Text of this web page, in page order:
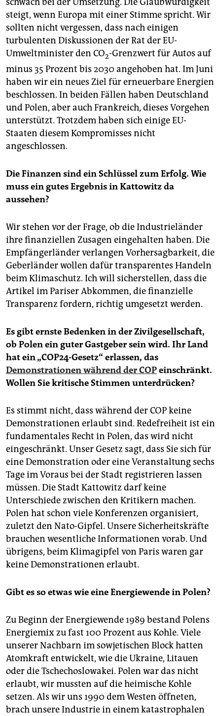
steigt, wenn Europa mit einer Stimme spricht. Wir
sollten nicht vergessen, dass nach einigen
turbulenten Diskussionen der Rat der EU-
Umweltminister den CO2-Grenzwert für Autos auf
minus 35 Prozent bis 2030 angehoben hat. Im Juni
haben wir ein neues Ziel für erneuerbare Energien
beschlossen. In beiden Fällen haben Deutschland
und Polen, aber auch Frankreich, dieses Vorgehen
unterstützt. Trotzdem haben sich einige EU-
Staaten diesem Kompromisses nicht
angeschlossen.
Die Finanzen sind ein Schlüssel zum Erfolg. Wie
muss ein gutes Ergebnis in Kattowitz da
aussehen?
Wir stehen vor der Frage, ob die Industrieländer
ihre finanziellen Zusagen eingehalten haben. Die
Empfängerländer verlangen Vorhersagbarkeit, die
Geberländer wollen dafür transparentes Handeln
beim Klimaschutz. Ich will sicherstellen, dass die
Artikel im Pariser Abkommen, die finanzielle
Transparenz fordern, richtig umgesetzt werden.
Es gibt ernste Bedenken in der Zivilgesellschaft,
ob Polen ein guter Gastgeber sein wird. Ihr Land
hat ein „COP24-Gesetz“ erlassen, das
Demonstrationen während der COPeinschränkt.
Wollen Sie kritische Stimmen unterdrücken?
Es stimmt nicht, dass während der COP keine
Demonstrationen erlaubt sind. Redefreiheit ist ein
fundamentales Recht in Polen, das wird nicht
eingeschränkt. Unser Gesetz sagt, dass Sie sich für
eine Demonstration oder eine Veranstaltung sechs
Tage im Voraus bei der Stadt registrieren lassen
müssen. Die Stadt Kattowitz darf keine
Unterschiede zwischen den Kritikern machen.
Polen hat schon viele Konferenzen organisiert,
zuletzt den Nato-Gipfel. Unsere Sicherheitskräfte
brauchen wesentliche Informationen vorab. Und
übrigens, beim Klimagipfel von Paris waren gar
keine Demonstrationen erlaubt.
Gibt es so etwas wie eine Energiewende in Polen?
Zu Beginn der Energiewende 1989 bestand Polens
Energiemix zu fast 100 Prozent aus Kohle. Viele
unserer Nachbarn im sowjetischen Block hatten
Atomkraft entwickelt, wie die Ukraine, Litauen
oder die Tschechoslowakei. Polen war das nicht
erlaubt, wir mussten auf die heimische Kohle
setzen. Als wir uns 1990 dem Westen öffneten,
brach unsere Industrie in einem katas­tro­phalen